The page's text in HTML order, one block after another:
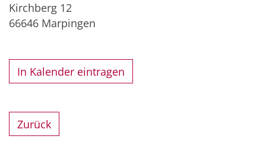
Kirchberg 12
66646 Marpingen
In Kalender eintragen
Zurück